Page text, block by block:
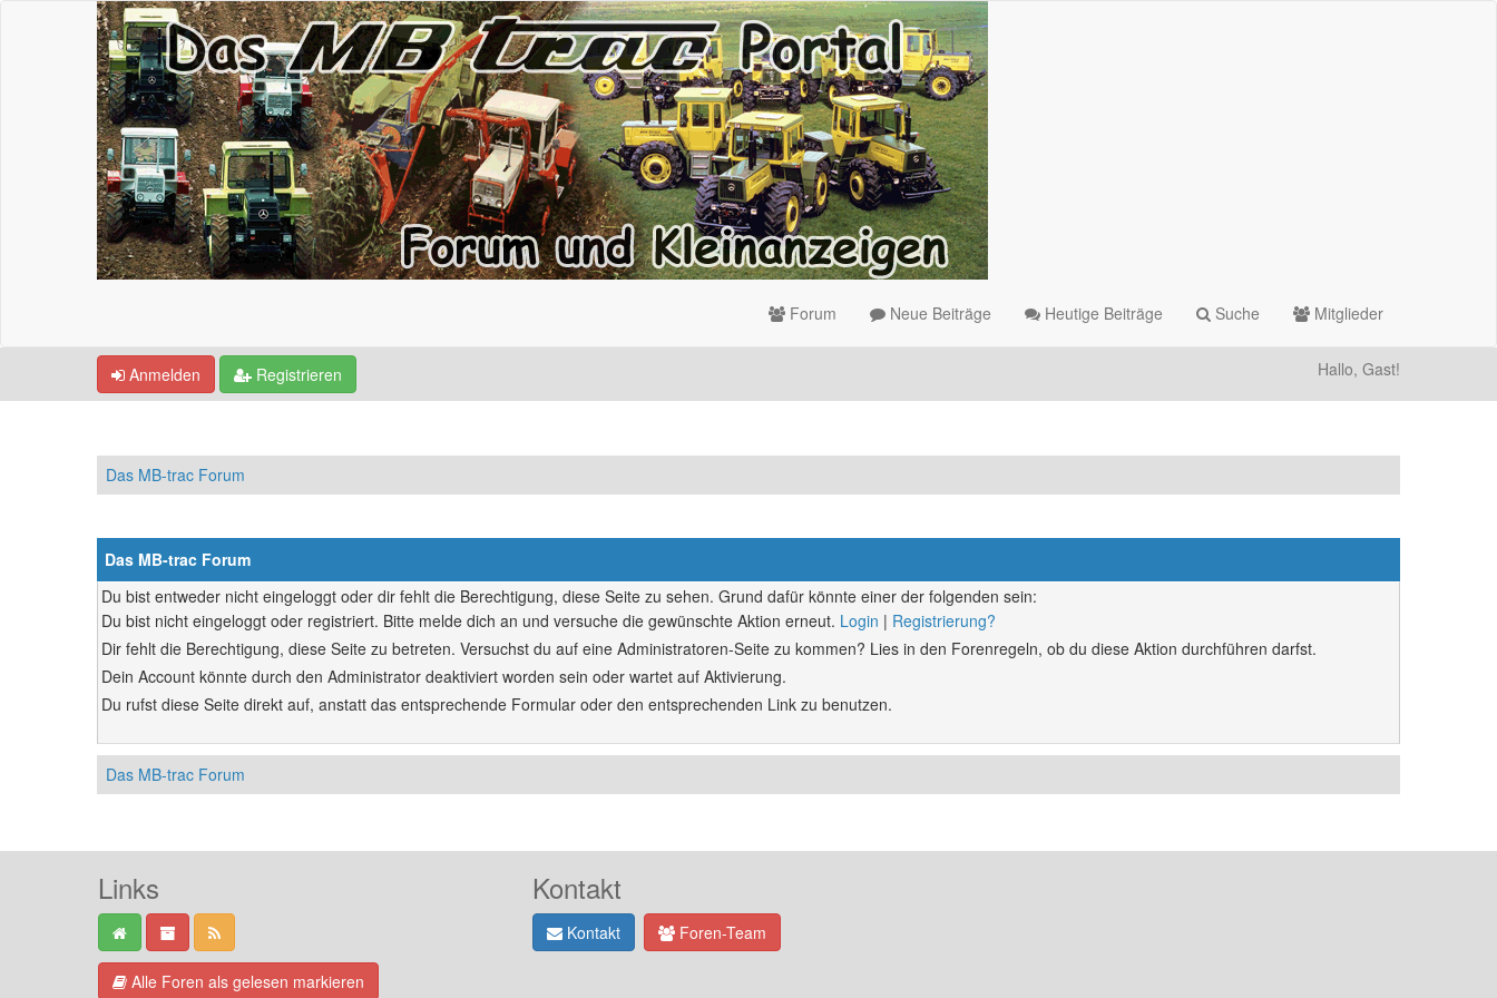
Forum Neue Beiträge Heutige Beiträge Suche Mitglieder
Anmelden Registrieren Hallo, Gast!
Das MB-trac Forum
Das MB-trac Forum
Du bist entweder nicht eingeloggt oder dir fehlt die Berechtigung, diese Seite zu sehen. Grund dafür könnte einer der folgenden sein:
Du bist nicht eingeloggt oder registriert. Bitte melde dich an und versuche die gewünschte Aktion erneut. Login | Registrierung?
Dir fehlt die Berechtigung, diese Seite zu betreten. Versuchst du auf eine Administratoren-Seite zu kommen? Lies in den Forenregeln, ob du diese Aktion durchführen darfst.
Dein Account könnte durch den Administrator deaktiviert worden sein oder wartet auf Aktivierung.
Du rufst diese Seite direkt auf, anstatt das entsprechende Formular oder den entsprechenden Link zu benutzen.
Das MB-trac Forum
Links
Alle Foren als gelesen markieren
Kontakt
Kontakt Foren-Team